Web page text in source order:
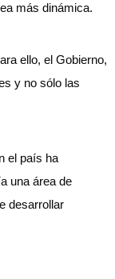
más dinámica.
ello, el Gobierno,
y no sólo las
el país ha
una área de
desarrollar